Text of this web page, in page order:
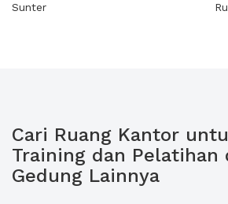
Sunter
Cari Ruang Kantor
Training dan Pelatihan
Gedung Lainnya